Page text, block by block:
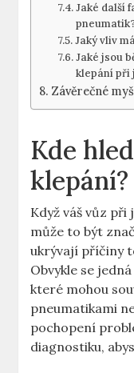
Jaké další
Jaký vliv
Jaké jsou
klepání při
Závěrečné
Kde
klepání?
Když váš vůz při
může to být
ukrývají příčiny
Obvykle se
které mohou
pneumatikami
pochopení
diagnostiku,